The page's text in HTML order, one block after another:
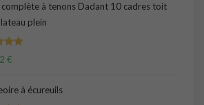
complète à tenons Dadant 10 cadres toit
plein
€
à écureuils